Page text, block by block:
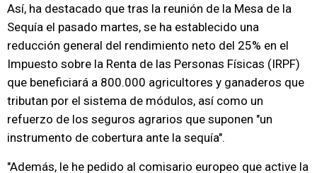
Así, ha destacado que tras la reunión de la Mesa de la
Sequía el pasado martes, se ha establecido una
reducción general del rendimiento neto del 25% en el
Impuesto sobre la Renta de las Personas Físicas (IRPF)
que beneficiará a 800.000 agricultores y ganaderos que
tributan por el sistema de módulos, así como un
refuerzo de los seguros agrarios que suponen "un
instrumento de cobertura ante la sequía".
"Además, le he pedido al comisario europeo que active la